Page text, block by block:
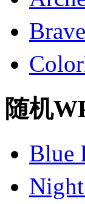
随机
Blue